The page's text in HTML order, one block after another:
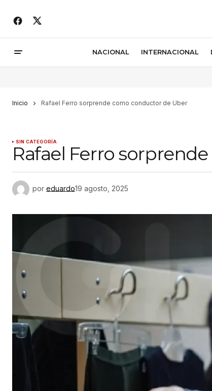
NACIONAL INTERNACIONAL
Inicio Rafael Ferro sorprende como conductor de Uber
SIN CATEGORÍA
Rafael Ferro
por eduardo19 agosto, 2025